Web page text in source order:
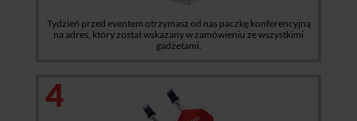
Tydzień przed eventem otrzymasz od nas paczkę konferencyjną
na adres, który został wskazany w zamówieniu ze wszystkimi
gadżetami.
4